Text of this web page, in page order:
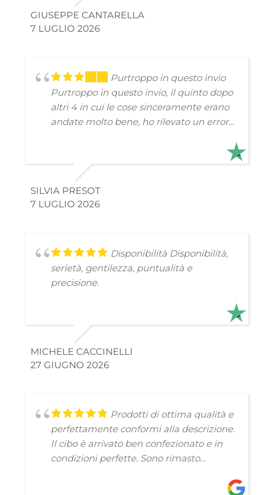
anche questo..fino ad ora lo mangiano
tranquillamente i miei due bulldog
francesi.. speriamo che continui così.. se
GIUSEPPE CANTARELLA
7 LUGLIO 2026
Purtroppo in questo invio
Purtroppo in questo invio, il quinto dopo
altri 4 in cui le cose sinceramente erano
andate molto bene, ho rilevato un errore
parte della merce era parzialmente
scongelata. Mi dispiace perché finora ero
molto contenta del servizio, ma questa
volta non posso darvi il voto migliore...
SILVIA PRESOT
7 LUGLIO 2026
Disponibilità Disponibilità,
serietà, gentilezza, puntualità e
precisione.
MICHELE CACCINELLI
27 GIUGNO 2026
Prodotti di ottima qualità e
perfettamente conformi alla descrizione.
Il cibo è arrivato ben confezionato e in
condizioni perfette. Sono rimasto
sicuramente prenderò in considerazione